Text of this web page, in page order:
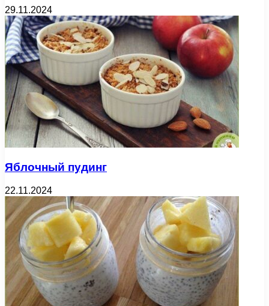
29.11.2024
Яблочный пудинг
22.11.2024